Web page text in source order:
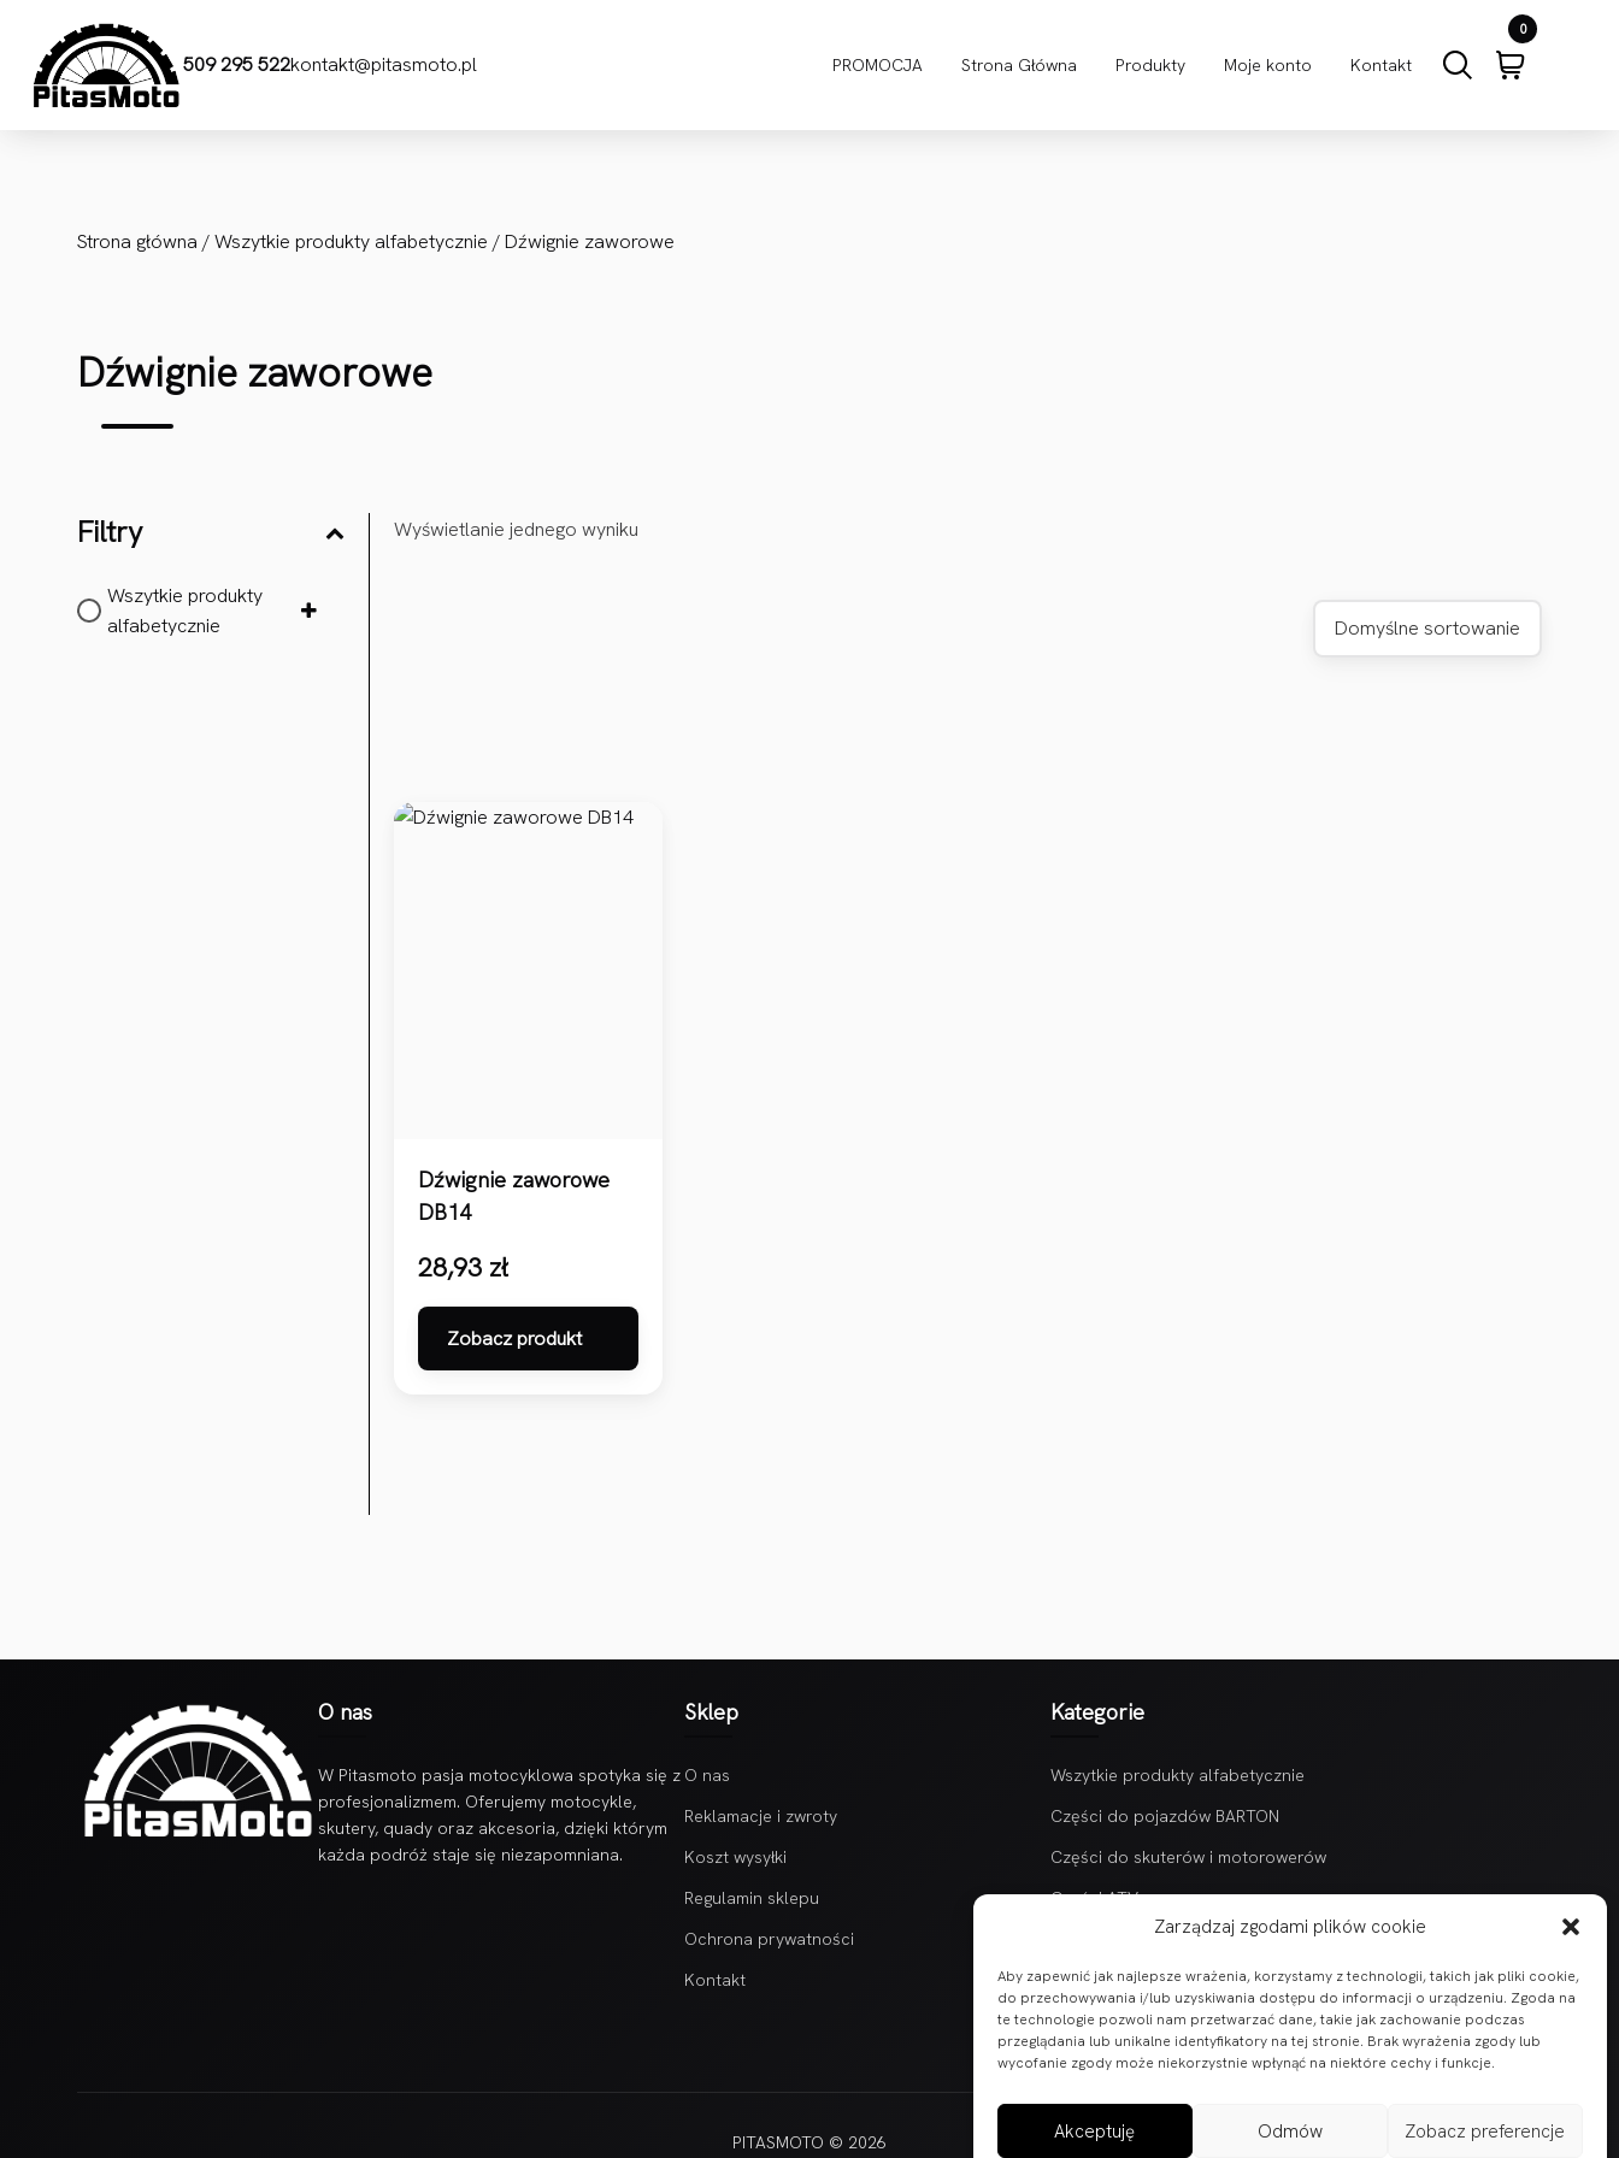
Zarządzaj zgodami plików cookie
Aby zapewnić jak najlepsze wrażenia, korzystamy z technologii, takich jak pliki cookie,
do przechowywania i/lub uzyskiwania dostępu do informacji o urządzeniu. Zgoda na
te technologie pozwoli nam przetwarzać dane, takie jak zachowanie podczas
przeglądania lub unikalne identyfikatory na tej stronie. Brak wyrażenia zgody lub
wycofanie zgody może niekorzystnie wpłynąć na niektóre cechy i funkcje.
Akceptuję Odmów Zobacz preferencje
509 295 522kontakt@pitasmoto.pl PROMOCJA Strona Główna Produkty Moje konto Kontakt
0
Strona główna /Wszytkie produkty alfabetycznie / Dźwignie zaworowe
Dźwignie zaworowe
Filtry
Wszytkie produkty
alfabetycznie
Wyświetlanie jednego wyniku
Domyślne sortowanie
Dźwignie zaworowe
DB14
28,93 zł
Zobacz produkt
O nas
W Pitasmoto pasja motocyklowa spotyka się z
profesjonalizmem. Oferujemy motocykle,
skutery, quady oraz akcesoria, dzięki którym
każda podróż staje się niezapomniana.
Sklep
O nas
Reklamacje i zwroty
Koszt wysyłki
Regulamin sklepu
Ochrona prywatności
Kontakt
Kategorie
Wszytkie produkty alfabetycznie
Części do pojazdów BARTON
Części do skuterów i motorowerów
Części ATV
PITASMOTO © 2026